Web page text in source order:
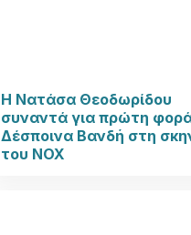
Η Νατάσα Θεοδωρίδου
συναντά για πρώτη
Δέσποινα Βανδή στη
του NOX